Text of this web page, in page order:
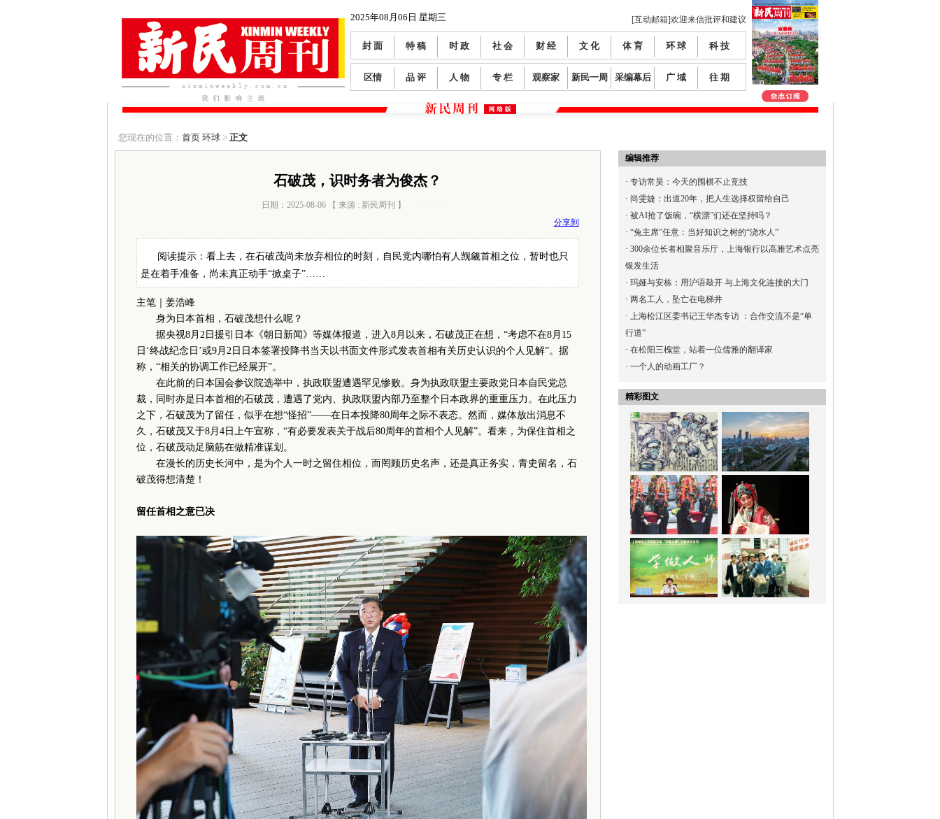
2025年08月06日 星期三 [互动邮箱]欢迎来信批评和建议
封 面 特 稿 时 政 社 会 财 经 文 化 体 育 环 球 科 技
区情 品 评 人 物 专 栏 观察家 新民一周 采编幕后 广 域 往 期
您现在的位置： 首页 环球> 正文
石破茂，识时务者为俊杰？
日期：2025-08-06 【 来源 : 新民周刊 】
分享到
阅读提示：看上去，在石破茂尚未放弃相位的时刻，自民党内哪怕有人觊觎首相之位，暂时也只
是在着手准备，尚未真正动手“掀桌子”……
主笔｜姜浩峰
身为日本首相，石破茂想什么呢？
据央视8月2日援引日本《朝日新闻》等媒体报道，进入8月以来，石破茂正在想，“考虑不在8月15
日‘终战纪念日’或9月2日日本签署投降书当天以书面文件形式发表首相有关历史认识的个人见解”。据
称，“相关的协调工作已经展开”。
在此前的日本国会参议院选举中，执政联盟遭遇罕见惨败。身为执政联盟主要政党日本自民党总
裁，同时亦是日本首相的石破茂，遭遇了党内、执政联盟内部乃至整个日本政界的重重压力。在此压力
之下，石破茂为了留任，似乎在想“怪招”——在日本投降80周年之际不表态。然而，媒体放出消息不
久，石破茂又于8月4日上午宣称，“有必要发表关于战后80周年的首相个人见解”。看来，为保住首相之
位，石破茂动足脑筋在做精准谋划。
在漫长的历史长河中，是为个人一时之留住相位，而罔顾历史名声，还是真正务实，青史留名，石
破茂得想清楚！
留任首相之意已决
编辑推荐
· 专访常昊：今天的围棋不止竞技
· 尚雯婕：出道20年，把人生选择权留给自己
· 被AI抢了饭碗，“横漂”们还在坚持吗？
· “兔主席”任意：当好知识之树的“浇水人”
· 300余位长者相聚音乐厅，上海银行以高雅艺术点亮
银发生活
· 玛娅与安栋：用沪语敲开 与上海文化连接的大门
· 两名工人，坠亡在电梯井
· 上海松江区委书记王华杰专访 ：合作交流不是“单
行道”
· 在松阳三槐堂，站着一位儒雅的翻译家
· 一个人的动画工厂？
精彩图文